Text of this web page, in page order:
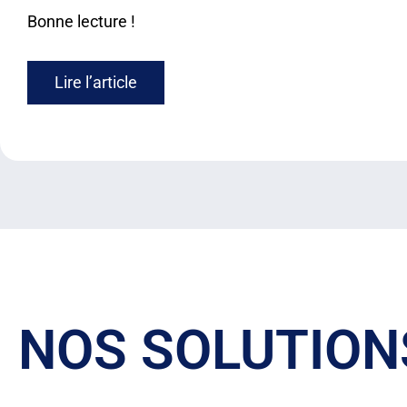
Bonne lecture !
Lire l’article
NOS